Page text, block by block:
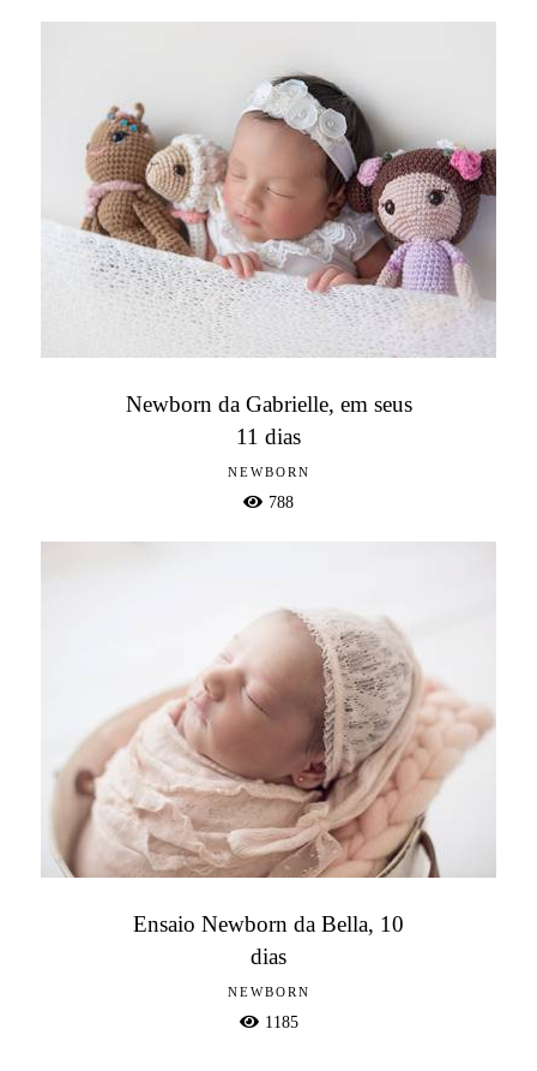
Newborn da Gabrielle, em seus
11 dias
NEWBORN
788
Ensaio Newborn da Bella, 10
dias
NEWBORN
1185